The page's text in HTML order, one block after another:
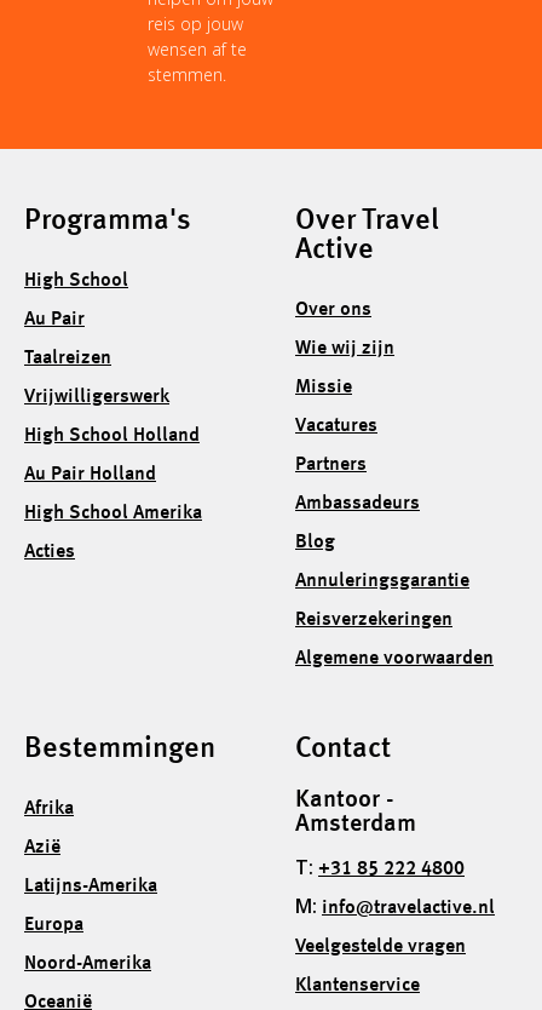
reis op jouw
wensen af te
stemmen.
Programma's
High School
Au Pair
Taalreizen
Vrijwilligerswerk
High School Holland
Au Pair Holland
High School Amerika
Acties
Over Travel
Active
Over ons
Wie wij zijn
Missie
Vacatures
Partners
Ambassadeurs
Blog
Annuleringsgarantie
Reisverzekeringen
Algemene voorwaarden
Bestemmingen
Afrika
Azië
Latijns-Amerika
Europa
Noord-Amerika
Oceanië
Contact
Kantoor -
Amsterdam
T: +31 85 222 4800
M: info@travelactive.nl
Veelgestelde vragen
Klantenservice